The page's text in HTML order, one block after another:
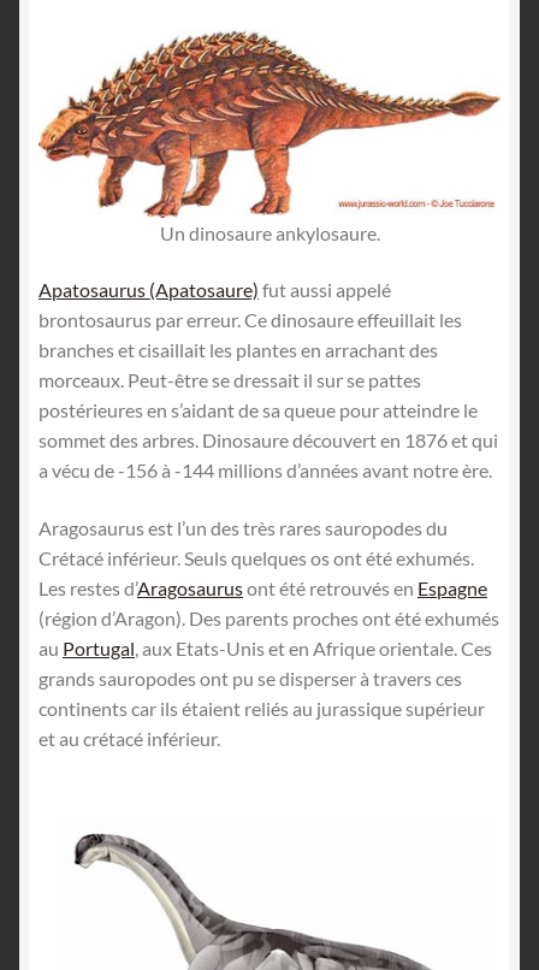
Un dinosaure ankylosaure.
Apatosaurus (Apatosaure) fut aussi appelé
brontosaurus par erreur. Ce dinosaure effeuillait les
branches et cisaillait les plantes en arrachant des
morceaux. Peut-être se dressait il sur se pattes
postérieures en s’aidant de sa queue pour atteindre le
sommet des arbres. Dinosaure découvert en 1876 et qui
a vécu de -156 à -144 millions d’années avant notre ère.
Aragosaurus est l’un des très rares sauropodes du
Crétacé inférieur. Seuls quelques os ont été exhumés.
Les restes d’Aragosaurusont été retrouvés en Espagne
(région d’Aragon). Des parents proches ont été exhumés
au Portugal, aux Etats-Unis et en Afrique orientale. Ces
grands sauropodes ont pu se disperser à travers ces
continents car ils étaient reliés au jurassique supérieur
et au crétacé inférieur.